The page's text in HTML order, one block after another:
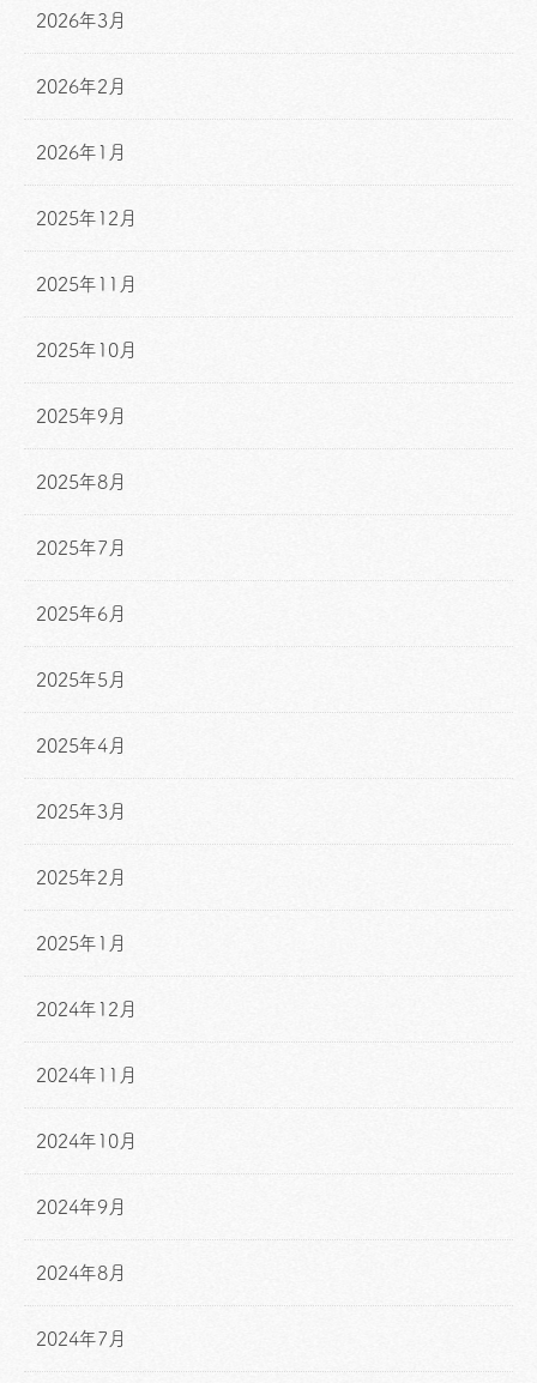
2026年3月
2026年2月
2026年1月
2025年12月
2025年11月
2025年10月
2025年9月
2025年8月
2025年7月
2025年6月
2025年5月
2025年4月
2025年3月
2025年2月
2025年1月
2024年12月
2024年11月
2024年10月
2024年9月
2024年8月
2024年7月